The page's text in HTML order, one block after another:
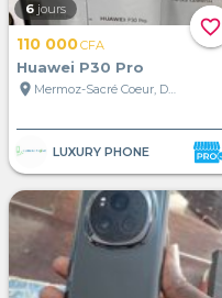
favorite_border
6 jours
110 000CFA
Huawei P30 Pro
location_on
Mermoz-Sacré Coeur, Dakar, Sénégal
LUXURY PHONE